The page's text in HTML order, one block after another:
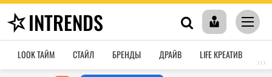
INTRENDS
LOOK ТАЙМ СТАЙЛ БРЕНДЫ ДРАЙВ LIFE КРЕАТИВ
›››